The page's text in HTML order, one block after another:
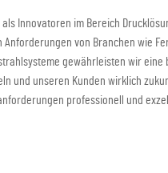
als Innovatoren im Bereich
von Branchen wie
gewährleisten wir
und unseren Kunden wirklich
professionell und